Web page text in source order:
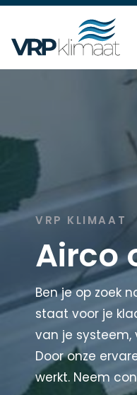
VRP KLIMAAT
Airco
Ben je op zoek
staat voor je
van je
Door onze
werkt. Neem